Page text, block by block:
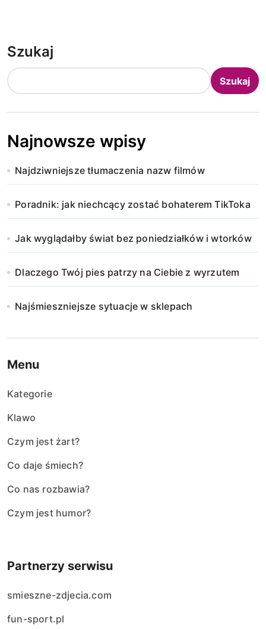
Szukaj
Szukaj
Najnowsze wpisy
Najdziwniejsze tłumaczenia nazw filmów
Poradnik: jak niechcący zostać bohaterem TikToka
Jak wyglądałby świat bez poniedziałków i wtorków
Dlaczego Twój pies patrzy na Ciebie z wyrzutem
Najśmieszniejsze sytuacje w sklepach
Menu
Kategorie
Klawo
Czym jest żart?
Co daje śmiech?
Co nas rozbawia?
Czym jest humor?
Partnerzy serwisu
smieszne-zdjecia.com
fun-sport.pl